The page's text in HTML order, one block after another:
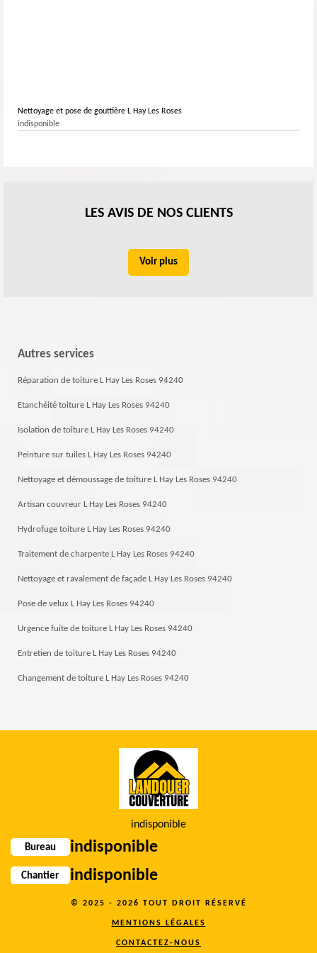
Nettoyage et pose de gouttière L Hay Les Roses
indisponible
LES AVIS DE NOS CLIENTS
Voir plus
Autres services
Réparation de toiture L Hay Les Roses 94240
Etanchéité toiture L Hay Les Roses 94240
Isolation de toiture L Hay Les Roses 94240
Peinture sur tuiles L Hay Les Roses 94240
Nettoyage et démoussage de toiture L Hay Les Roses 94240
Artisan couvreur L Hay Les Roses 94240
Hydrofuge toiture L Hay Les Roses 94240
Traitement de charpente L Hay Les Roses 94240
Nettoyage et ravalement de façade L Hay Les Roses 94240
Pose de velux L Hay Les Roses 94240
Urgence fuite de toiture L Hay Les Roses 94240
Entretien de toiture L Hay Les Roses 94240
Changement de toiture L Hay Les Roses 94240
indisponible
Bureau indisponible
Chantier indisponible
© 2025 - 2026 TOUT DROIT RÉSERVÉ
MENTIONS LÉGALES
CONTACTEZ-NOUS